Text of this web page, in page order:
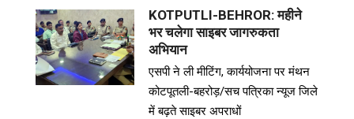
KOTPUTLI-BEHROR: महीने
भर चलेगा साइबर जागरुकता
अभियान
एसपी ने ली मीटिंग, कार्ययोजना पर मंथन
कोटपूतली-बहरोड़/सच पत्रिका न्यूज जिले
में बढ़ते साइबर अपराधों